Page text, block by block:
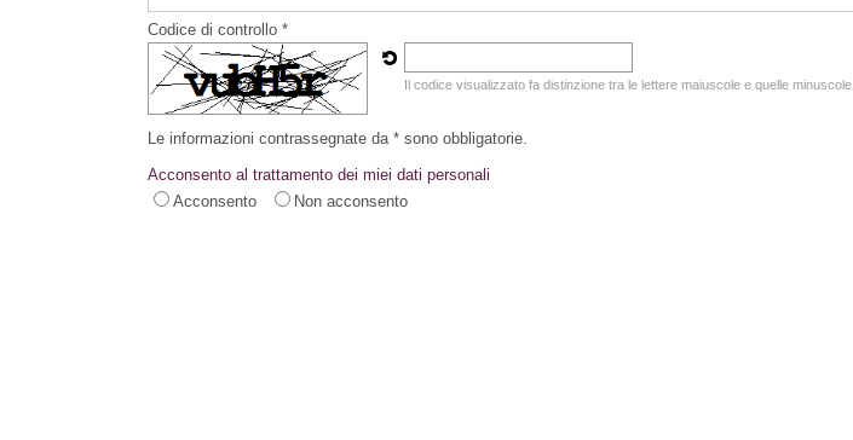
Codice di controllo *
Il codice visualizzato fa distinzione tra le lettere maiuscole e quelle minuscole.
Le informazioni contrassegnate da * sono obbligatorie.
Acconsento al trattamento dei miei dati personali
Acconsento
Non acconsento